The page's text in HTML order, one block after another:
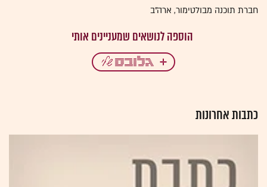
חברת תוכנה מבולטימור, ארה"ב
כתבות אחרונות